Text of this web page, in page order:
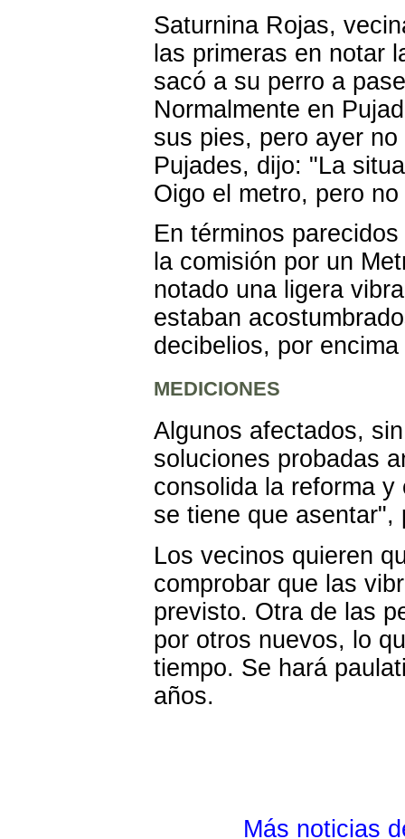
Saturnina Rojas,
las primeras en notar
sacó a su perro a
Normalmente en
sus pies, pero ayer
Pujades, dijo: "La
Oigo el metro, pero
En términos
la comisión por un
notado una ligera
estaban
decibelios, por
MEDICIONES
Algunos afectados,
soluciones probadas
consolida la reforma
se tiene que asentar",
Los vecinos quieren
comprobar que las
previsto. Otra de las
por otros nuevos, lo
tiempo. Se hará
años.
Más noticias